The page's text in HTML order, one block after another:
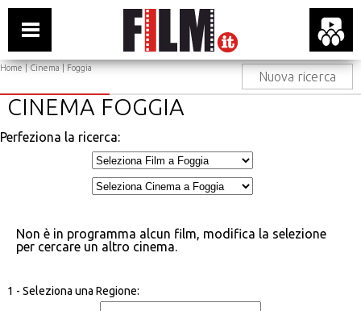
Home|Cinema| Foggia
Nuova ricerca
CINEMA FOGGIA
Perfeziona la ricerca:
Non è in programma alcun film, modifica la selezione
per cercare un altro cinema.
1 - Seleziona una Regione: